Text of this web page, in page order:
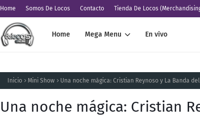
Home Somos De Locos Contacto Tienda De Locos
Home Mega Menu En vivo
Inicio Mini Show Una noche mágica: Cristian Reynoso y La Banda
Una noche mágica: Cristian